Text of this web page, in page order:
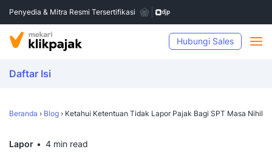
Penyedia & Mitra Resmi Tersertifikasi
Hubungi Sales
Daftar Isi
Beranda › Blog › Ketahui Ketentuan Tidak Lapor Pajak Bagi SPT Masa Nihil
Lapor 4 min read